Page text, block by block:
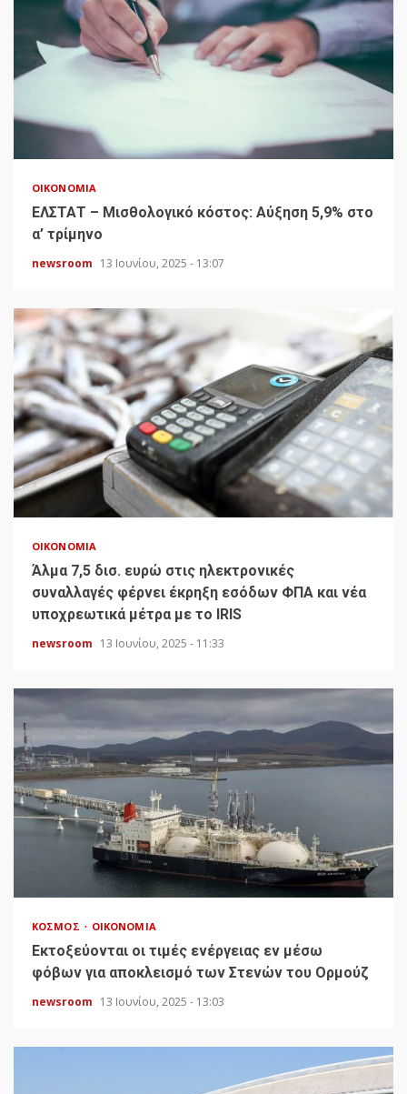
ΟΙΚΟΝΟΜΊΑ
ΕΛΣΤΑΤ – Μισθολογικό κόστος: Αύξηση 5,9% στο
α’ τρίμηνο
newsroom 13 Ιουνίου, 2025 - 13:07
ΟΙΚΟΝΟΜΊΑ
Άλμα 7,5 δισ. ευρώ στις ηλεκτρονικές
συναλλαγές φέρνει έκρηξη εσόδων ΦΠΑ και νέα
υποχρεωτικά μέτρα με το IRIS
newsroom 13 Ιουνίου, 2025 - 11:33
ΚΌΣΜΟΣ ΟΙΚΟΝΟΜΊΑ
Εκτοξεύονται οι τιμές ενέργειας εν μέσω
φόβων για αποκλεισμό των Στενών του Ορμούζ
newsroom 13 Ιουνίου, 2025 - 13:03